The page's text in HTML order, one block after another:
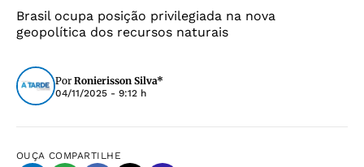
Brasil ocupa posição privilegiada na nova
geopolítica dos recursos naturais
Por Ronierisson Silva*
04/11/2025 - 9:12 h
OUÇA COMPARTILHE